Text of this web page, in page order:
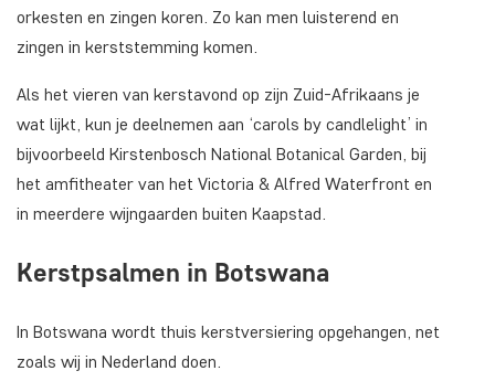
orkesten en zingen koren. Zo kan men luisterend en
zingen in kerststemming komen.
Als het vieren van kerstavond op zijn Zuid-Afrikaans je
wat lijkt, kun je deelnemen aan ‘carols by candlelight’ in
bijvoorbeeld Kirstenbosch National Botanical Garden, bij
het amfitheater van het Victoria & Alfred Waterfront en
in meerdere wijngaarden buiten Kaapstad.
Kerstpsalmen in Botswana
In Botswana wordt thuis kerstversiering opgehangen, net
zoals wij in Nederland doen.